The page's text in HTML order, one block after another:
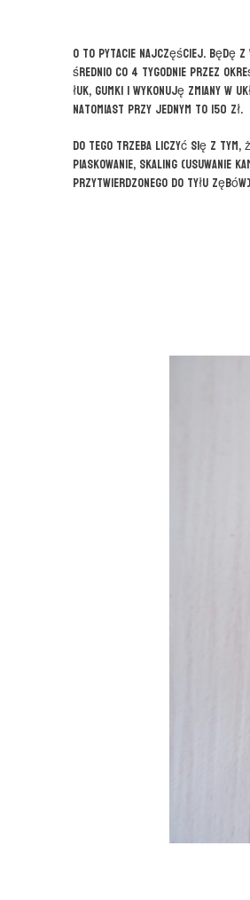
O to pytacie najczęściej. Będę z
średnio co 4 tygodnie przez
łuk, gumki i wykonuję zmiany w
natomiast przy jednym to 150 zł.
Do tego trzeba liczyć się z tym,
piaskowanie, skaling (usuwanie
przytwierdzonego do tyłu